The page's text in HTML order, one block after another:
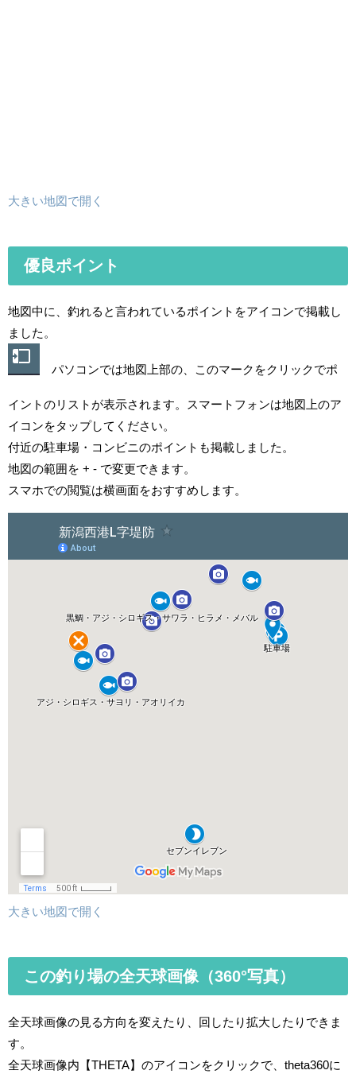
大きい地図で開く
優良ポイント
地図中に、釣れると言われているポイントをアイコンで掲載し
ました。
パソコンでは地図上部の、このマークをクリックでポ
イントのリストが表示されます。スマートフォンは地図上のア
イコンをタップしてください。
付近の駐車場・コンビニのポイントも掲載しました。
地図の範囲を + - で変更できます。
スマホでの閲覧は横画面をおすすめします。
大きい地図で開く
この釣り場の全天球画像（360°写真）
全天球画像の見る方向を変えたり、回したり拡大したりできま
す。
全天球画像内【THETA】のアイコンをクリックで、theta360に